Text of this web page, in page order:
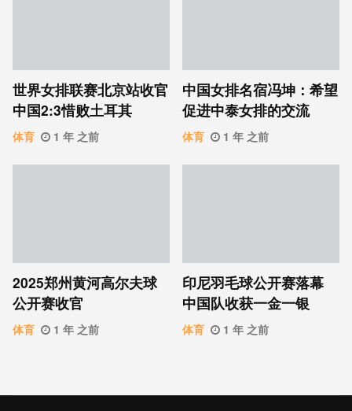
世界女排联赛北京站收官
中国2:3惜败土耳其
体育 1 年 之前
中国女排名宿冯坤：希望
促进中泰女排的交流
体育 1 年 之前
2025郑州黄河高尔夫球
公开赛收官
体育 1 年 之前
印尼羽毛球公开赛落幕
中国队收获一金一银
体育 1 年 之前